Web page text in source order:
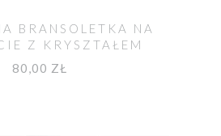
BRANSOLETKA NA
Z KRYSZTAŁEM
HERKIMER
80,00 ZŁ